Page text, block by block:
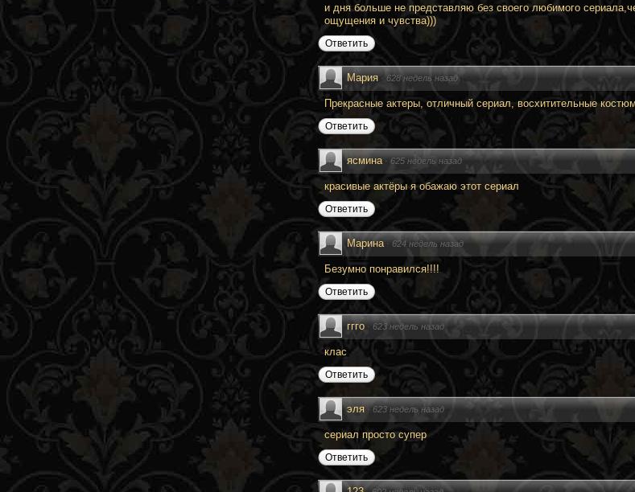
и дня больше не представляю без своего любимого
ощущения и чувства)))
Ответить
Мария · 628 недель назад
Прекрасные актеры, отличный сериал, восхитительные
Ответить
ясмина · 625 недель назад
красивые актёры я обажаю этот сериал
Ответить
Марина · 624 недель назад
Безумно понравился!!!!
Ответить
ггго · 623 недель назад
клас
Ответить
эля ·623 недель назад
сериал просто супер
Ответить